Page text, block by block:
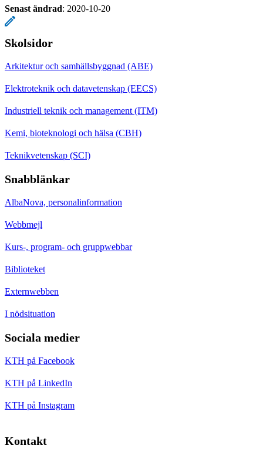
Senast ändrad: 2020-10-20
Skolsidor
Arkitektur och samhällsbyggnad (ABE)
Elektroteknik och datavetenskap (EECS)
Industriell teknik och management (ITM)
Kemi, bioteknologi och hälsa (CBH)
Teknikvetenskap (SCI)
Snabblänkar
AlbaNova, personalinformation
Webbmejl
Kurs-, program- och gruppwebbar
Biblioteket
Externwebben
I nödsituation
Sociala medier
KTH på Facebook
KTH på LinkedIn
KTH på Instagram
Kontakt